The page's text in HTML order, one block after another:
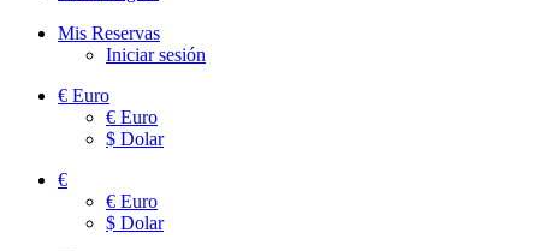
Mis Reservas
Iniciar sesión
€ Euro
€ Euro
$ Dolar
€
€ Euro
$ Dolar